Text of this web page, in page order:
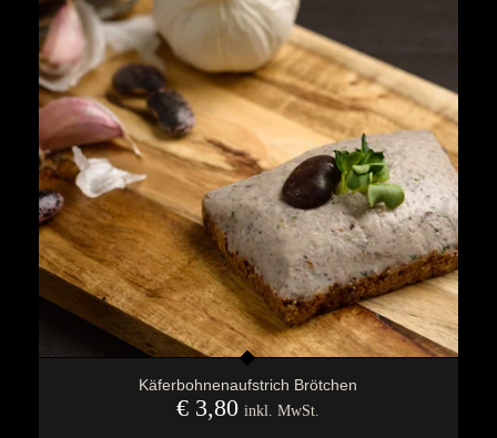
Käferbohnenaufstrich Brötchen
€ 3,80 inkl. MwSt.